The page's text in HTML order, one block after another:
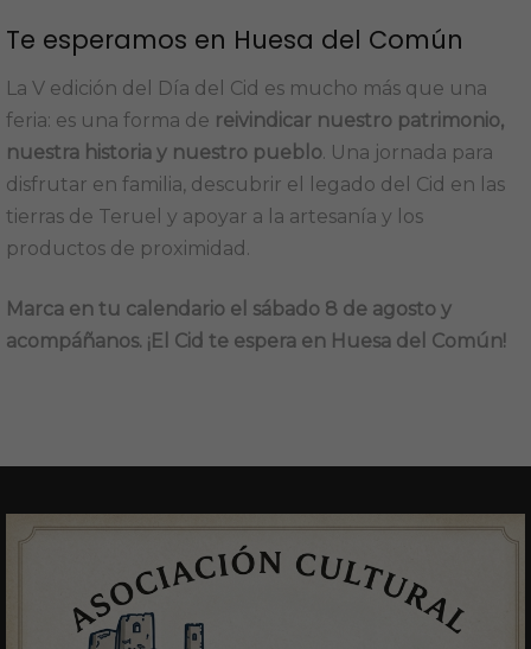
Te esperamos en Huesa del Común
La V edición del Día del Cid es mucho más que una
feria: es una forma de reivindicar nuestro patrimonio,
nuestra historia y nuestro pueblo. Una jornada para
disfrutar en familia, descubrir el legado del Cid en las
tierras de Teruel y apoyar a la artesanía y los
productos de proximidad.
Marca en tu calendario el sábado 8 de agosto y
acompáñanos. ¡El Cid te espera en Huesa del Común!